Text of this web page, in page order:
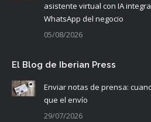
asistente virtual con IA
WhatsApp del negocio
05/08/2026
El Blog de Iberian Press
Enviar notas de prensa:
que el envío
29/07/2026